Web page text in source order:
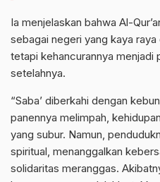
Ia menjelaskan bahwa Al-
sebagai negeri yang kaya
tetapi kehancurannya menjadi
setelahnya.
“Saba’ diberkahi dengan
panennya melimpah,
yang subur. Namun,
spiritual, menanggalkan
solidaritas meranggas.